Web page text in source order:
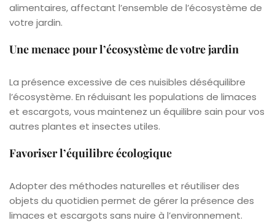
alimentaires, affectant l’ensemble de l’écosystème de
votre jardin.
Une menace pour l’écosystème de votre jardin
La présence excessive de ces nuisibles déséquilibre
l’écosystème. En réduisant les populations de limaces
et escargots, vous maintenez un équilibre sain pour vos
autres plantes et insectes utiles.
Favoriser l’équilibre écologique
Adopter des méthodes naturelles et réutiliser des
objets du quotidien permet de gérer la présence des
limaces et escargots sans nuire à l’environnement.